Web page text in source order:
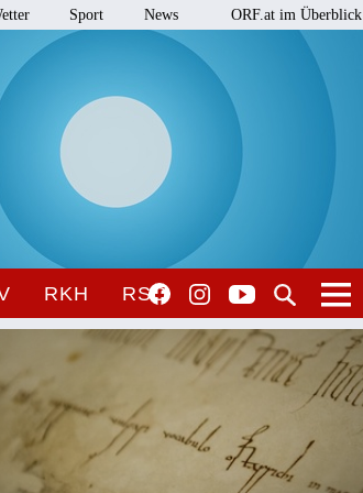
Sport News ORF.at im Überblick
RKH RSO